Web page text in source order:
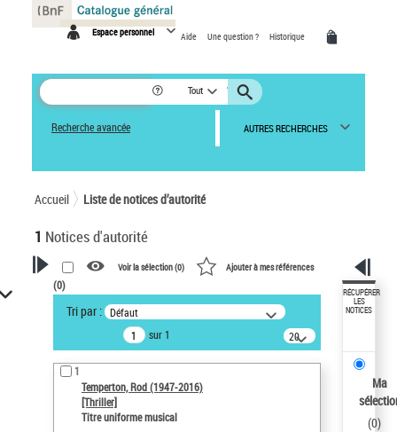
Espace personnel Aide Une question ? Historique
Tout
Recherche avancée AUTRES RECHERCHES
Accueil Liste de notices d’autorité
1 Notices d'autorité
VOTRE RECHERCHE
Recherche avancée dans les
notices d’autorité
Œuvres liées à l'auteur :
Temperton, Rod (1947-2016)
Auteur d’œuvre
Voir la sélection (0) Ajouter à mes références
(0)
Tri par : Défaut
sur 1
20
résultats/page
1
Temperton, Rod (1947-2016)
[Thriller]
Titre uniforme musical
RÉCUPÉRER
LES
NOTICES
Ma
(0)
Panneau de gestion des cookies